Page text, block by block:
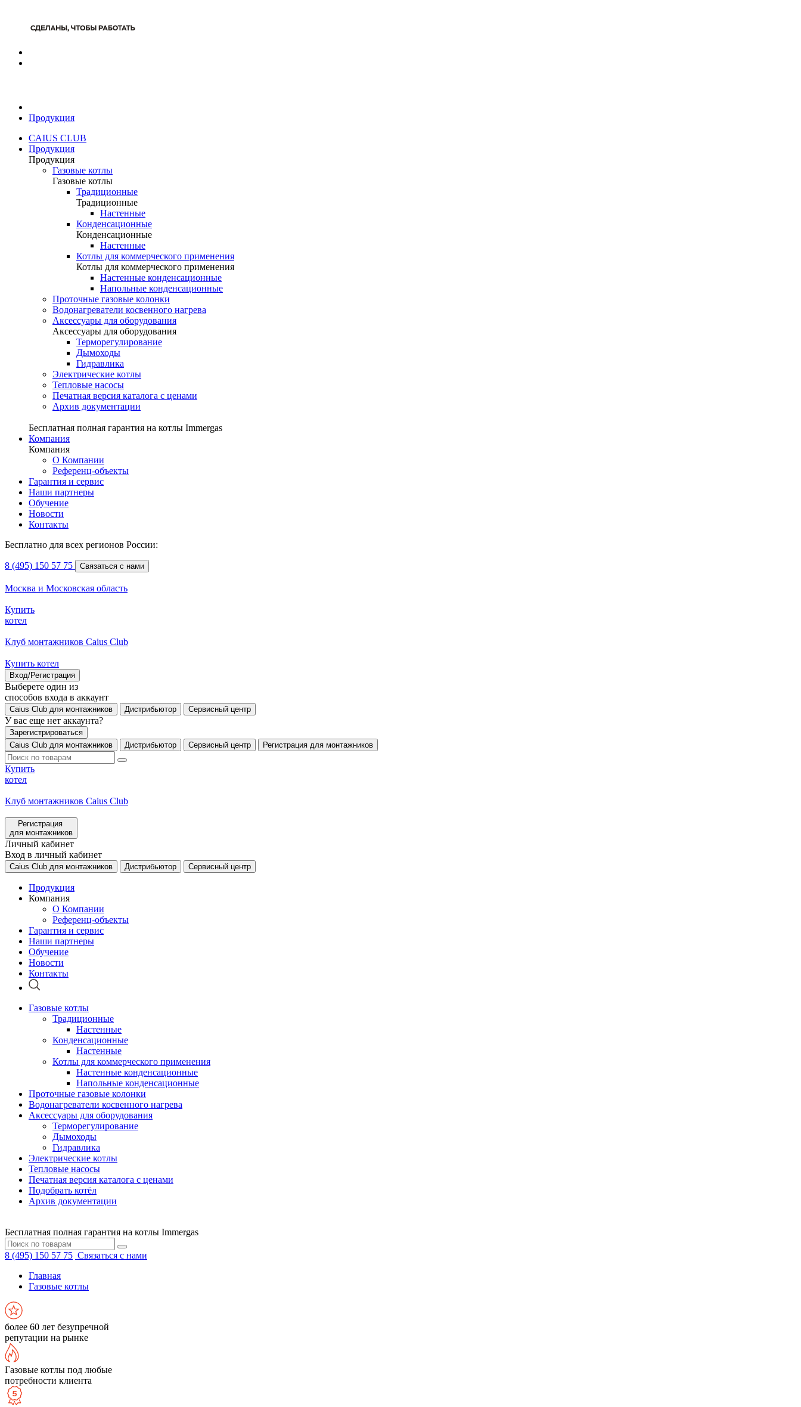
Продукция
CAIUS CLUB
Продукция
Продукция
Газовые котлы
Газовые котлы
Традиционные
Традиционные
Настенные
Конденсационные
Конденсационные
Настенные
Котлы для коммерческого применения
Котлы для коммерческого применения
Настенные конденсационные
Напольные конденсационные
Проточные газовые колонки
Водонагреватели косвенного нагрева
Аксессуары для оборудования
Аксессуары для оборудования
Терморегулирование
Дымоходы
Гидравлика
Электрические котлы
Тепловые насосы
Печатная версия каталога с ценами
Архив документации
Бесплатная полная гарантия на котлы Immergas
Компания
Компания
О Компании
Референц-объекты
Гарантия и сервис
Наши партнеры
Обучение
Новости
Контакты
Бесплатно для всех регионов России:
8 (495) 150 57 75 Связаться с нами
Москва и Московская область
Купить
котел
Клуб монтажников Caius Club
Купить котел
Вход/Регистрация
Выберете один из
способов входа в аккаунт
Caius Club для монтажников Дистрибьютор Сервисный центр
У вас еще нет аккаунта?
Зарегистрироваться
Caius Club для монтажников
Дистрибьютор Сервисный центр Регистрация для монтажников
Купить
котел
Клуб монтажников Caius Club
Регистрация
для монтажников
Личный кабинет
Вход в личный кабинет
Caius Club для монтажников Дистрибьютор Сервисный центр
Продукция
Компания
О Компании
Референц-объекты
Гарантия и сервис
Наши партнеры
Обучение
Новости
Контакты
Газовые котлы
Традиционные
Настенные
Конденсационные
Настенные
Котлы для коммерческого применения
Настенные конденсационные
Напольные конденсационные
Проточные газовые колонки
Водонагреватели косвенного нагрева
Аксессуары для оборудования
Терморегулирование
Дымоходы
Гидравлика
Электрические котлы
Тепловые насосы
Печатная версия каталога с ценами
Подобрать котёл
Архив документации
Бесплатная полная гарантия на котлы Immergas
8 (495) 150 57 75 Связаться с нами
Главная
Газовые котлы
более 60 лет безупречной
репутации на рынке
Газовые котлы под любые
потребности клиента